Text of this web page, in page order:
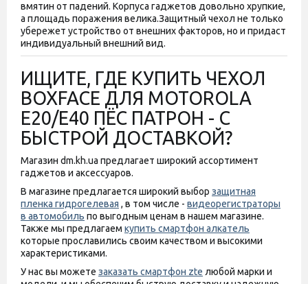
вмятин от падений. Корпуса гаджетов довольно хрупкие,
а площадь поражения велика.Защитный чехол не только
убережет устройство от внешних факторов, но и придаст
индивидуальный внешний вид.
ИЩИТЕ, ГДЕ КУПИТЬ ЧЕХОЛ
BOXFACE ДЛЯ MOTOROLA
E20/E40 ПЁС ПАТРОН - С
БЫСТРОЙ ДОСТАВКОЙ?
Магазин dm.kh.ua предлагает широкий ассортимент
гаджетов и аксессуаров.
В магазине предлагается широкий выбор защитная
пленка гидрогелевая , в том числе - видеорегистраторы
в автомобиль по выгодным ценам в нашем магазине.
Также мы предлагаем купить смартфон алкатель
которые прославились своим качеством и высокими
характеристиками.
У нас вы можете заказать смартфон zte любой марки и